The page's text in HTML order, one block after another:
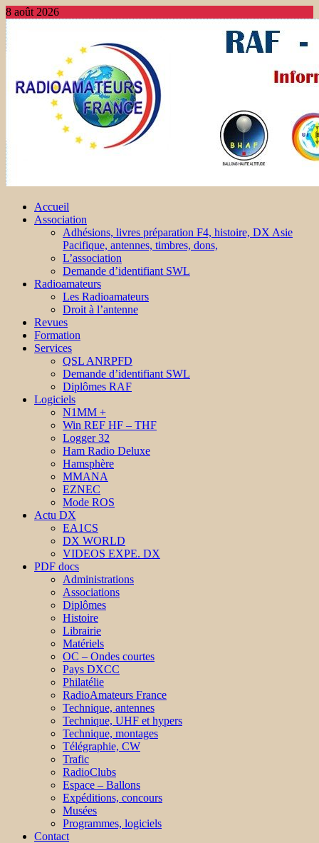
8 août 2026
Accueil
Association
Adhésions, livres préparation F4, histoire, DX Asie
Pacifique, antennes, timbres, dons,
L’association
Demande d’identifiant SWL
Radioamateurs
Les Radioamateurs
Droit à l’antenne
Revues
Formation
Services
QSL ANRPFD
Demande d’identifiant SWL
Diplômes RAF
Logiciels
N1MM +
Win REF HF – THF
Logger 32
Ham Radio Deluxe
Hamsphère
MMANA
EZNEC
Mode ROS
Actu DX
EA1CS
DX WORLD
VIDEOS EXPE. DX
PDF docs
Administrations
Associations
Diplômes
Histoire
Librairie
Matériels
OC – Ondes courtes
Pays DXCC
Philatélie
RadioAmateurs France
Technique, antennes
Technique, UHF et hypers
Technique, montages
Télégraphie, CW
Trafic
RadioClubs
Espace – Ballons
Expéditions, concours
Musées
Programmes, logiciels
Contact